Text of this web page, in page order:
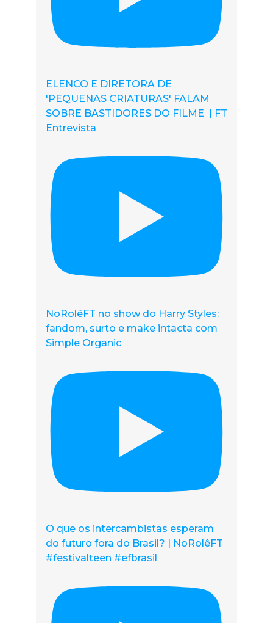
ELENCO E DIRETORA DE
'PEQUENAS CRIATURAS' FALAM
SOBRE BASTIDORES DO FILME | FT
Entrevista
NoRolêFT no show do Harry Styles:
fandom, surto e make intacta com
Simple Organic
O que os intercambistas esperam
do futuro fora do Brasil? | NoRolêFT
#festivalteen #efbrasil